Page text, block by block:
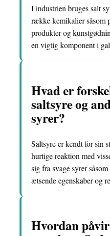
I industrien bruges salt
række kemikalier såsom
produkter og
en vigtig komponent i
Hvad er
saltsyre og
syrer?
Saltsyre er kendt for sin
hurtige reaktion med
sig fra svage syrer
ætsende egenskaber og
Hvordan